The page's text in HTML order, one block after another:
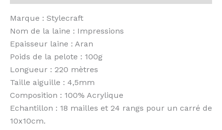
Marque : Stylecraft
Nom de la laine : Impressions
Epaisseur laine : Aran
Poids de la pelote : 100g
Longueur : 220 mètres
Taille aiguille : 4,5mm
Composition : 100% Acrylique
Echantillon : 18 mailles et 24 rangs pour un carré de
10x10cm.